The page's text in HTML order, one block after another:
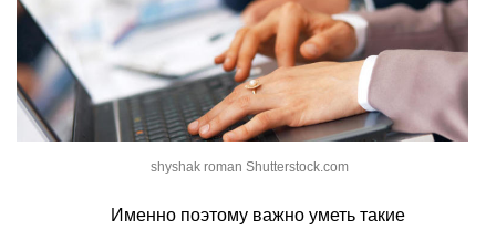
shyshak roman Shutterstock.com
Именно поэтому важно уметь такие